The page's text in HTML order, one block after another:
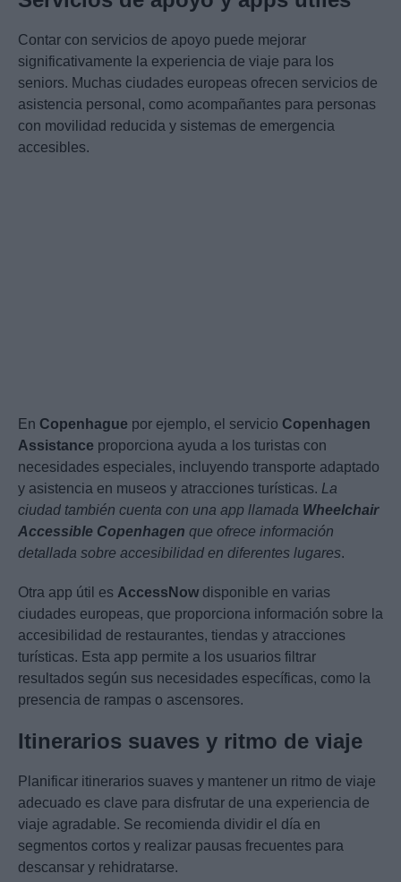
Contar con servicios de apoyo puede mejorar
significativamente la experiencia de viaje para los
seniors. Muchas ciudades europeas ofrecen servicios de
asistencia personal, como acompañantes para personas
con movilidad reducida y sistemas de emergencia
accesibles.
En Copenhague por ejemplo, el servicio Copenhagen
Assistance proporciona ayuda a los turistas con
necesidades especiales, incluyendo transporte adaptado
y asistencia en museos y atracciones turísticas. La
ciudad también cuenta con una app llamada Wheelchair
Accessible Copenhagen que ofrece información
detallada sobre accesibilidad en diferentes lugares.
Otra app útil es AccessNow disponible en varias
ciudades europeas, que proporciona información sobre la
accesibilidad de restaurantes, tiendas y atracciones
turísticas. Esta app permite a los usuarios filtrar
resultados según sus necesidades específicas, como la
presencia de rampas o ascensores.
Itinerarios suaves y ritmo de viaje
Planificar itinerarios suaves y mantener un ritmo de viaje
adecuado es clave para disfrutar de una experiencia de
viaje agradable. Se recomienda dividir el día en
segmentos cortos y realizar pausas frecuentes para
descansar y rehidratarse.